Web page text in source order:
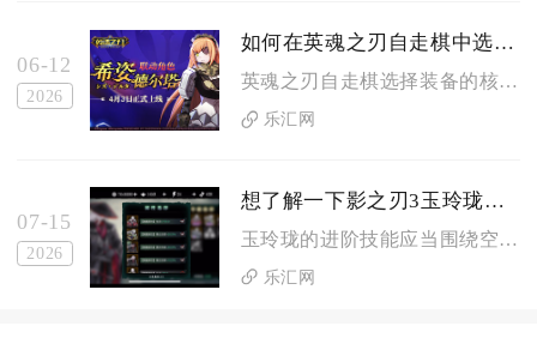
06-12
2026
如何在英魂之刃自走棋中选择合适的装备技巧
英魂之刃自走棋选择装备的核心思路是围绕阵容羁绊与棋子定位划分...
乐汇网
07-15
2026
想了解一下影之刃3玉玲珑的进阶技能您有什么建议吗
玉玲珑的进阶技能应当围绕空战破甲、杀意循环、奥义触发三个核心...
乐汇网